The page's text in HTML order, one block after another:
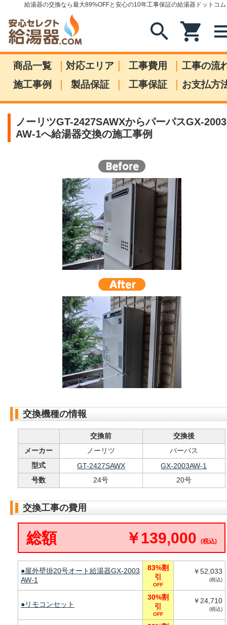
給湯器の交換なら最大89%OFFと安心の10年工事保証の給湯器ドットコム
search shopping_cart
商品一覧 | 対応エリア | 工事費用 | 工事の流
施工事例
| 製品保証 | 工事保証 | お支払方
ノーリツGT-2427SAWXからパーパスGX-2003
AW-1へ給湯器交換の施工事例
交換機種の情報
交換前
交換後
メーカー
ノーリツ
パーパス
型式
GT-2427SAWX
GX-2003AW-1
号数
24号 20号
交換工事の費用
総額 ￥139,000 (税込)
●屋外壁掛20号オート給湯器GX-2003
AW-1
83%割
引
OFF
￥52,033
(税込)
●リモコンセット
30%割
引
OFF
￥24,710
(税込)